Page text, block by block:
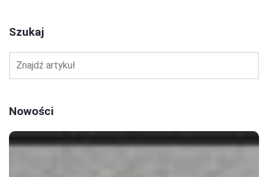
Szukaj
Nowości